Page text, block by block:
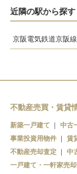
近隣の駅から探す
京阪電気鉄道京阪線
橋本
不動産売買・賃貸
新築一戸建て 中古
事業投資用物件
賃
不動産売却査定
中
一戸建て・一軒家売